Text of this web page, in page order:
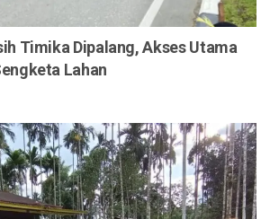
Timika Dipalang, Akses Utama
Lahan